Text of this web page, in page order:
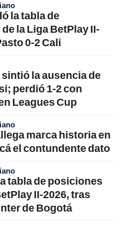
la tabla de
la Liga BetPlay II-
0-2 Cali
la ausencia de
perdió 1-2 con
Leagues Cup
marca historia en
el contundente dato
tabla de posiciones
II-2026, tras
de Bogotá